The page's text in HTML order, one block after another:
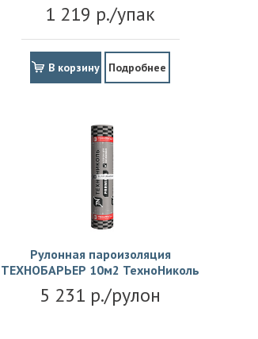
1 219 р./упак
В корзину Подробнее
Рулонная пароизоляция
ТЕХНОБАРЬЕР 10м2 ТехноНиколь
5 231 р./рулон